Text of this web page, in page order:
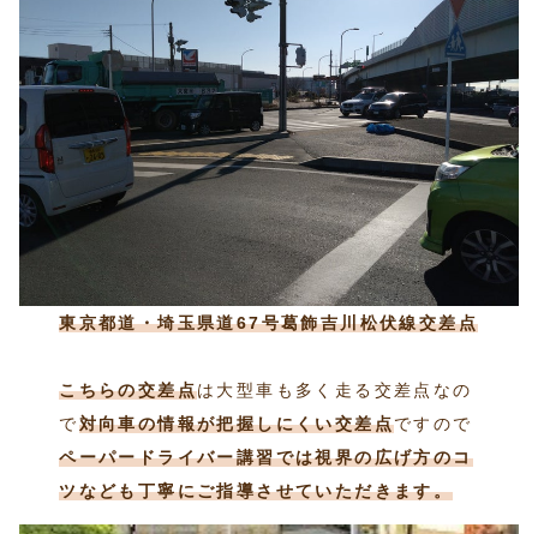
東京都道・埼玉県道67号葛飾吉川松伏線交差点
こちらの交差点は大型車も多く走る交差点なの
で対向車の情報が把握しにくい交差点ですので
ペーパードライバー講習では視界の広げ方のコ
ツなども丁寧にご指導させていただきます。